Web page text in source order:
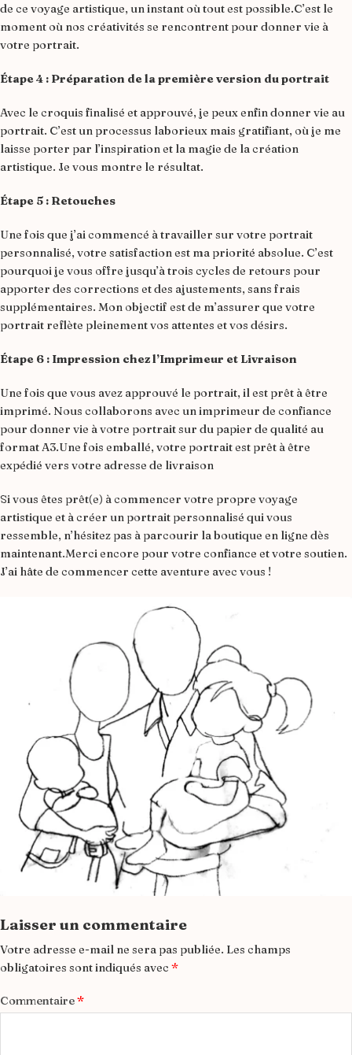
de ce voyage artistique, un instant où tout est possible.C’est le
moment où nos créativités se rencontrent pour donner vie à
votre portrait.
Étape 4 : Préparation de la première version du portrait
Avec le croquis finalisé et approuvé, je peux enfin donner vie au
portrait. C’est un processus laborieux mais gratifiant, où je me
laisse porter par l’inspiration et la magie de la création
artistique. Je vous montre le résultat.
Étape 5 : Retouches
Une fois que j’ai commencé à travailler sur votre portrait
personnalisé, votre satisfaction est ma priorité absolue. C’est
pourquoi je vous offre jusqu’à trois cycles de retours pour
apporter des corrections et des ajustements, sans frais
supplémentaires. Mon objectif est de m’assurer que votre
portrait reflète pleinement vos attentes et vos désirs.
Étape 6 : Impression chez l’Imprimeur et Livraison
Une fois que vous avez approuvé le portrait, il est prêt à être
imprimé. Nous collaborons avec un imprimeur de confiance
pour donner vie à votre portrait sur du papier de qualité au
format A3.Une fois emballé, votre portrait est prêt à être
expédié vers votre adresse de livraison
Si vous êtes prêt(e) à commencer votre propre voyage
artistique et à créer un portrait personnalisé qui vous
ressemble, n’hésitez pas à parcourir la boutique en ligne dès
maintenant.Merci encore pour votre confiance et votre soutien.
J’ai hâte de commencer cette aventure avec vous !
Laisser un commentaire
Votre adresse e-mail ne sera pas publiée. Les champs
obligatoires sont indiqués avec *
Commentaire*